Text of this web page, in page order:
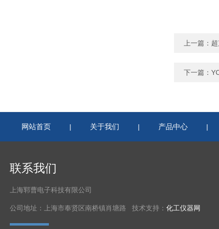
上一篇：
下一篇：
网站首页 | 关于我们 | 产品中心 |
联系我们
上海郓曹电子科技有限公司
公司地址：上海市奉贤区南桥镇肖塘路 技术支持： 化工仪器网